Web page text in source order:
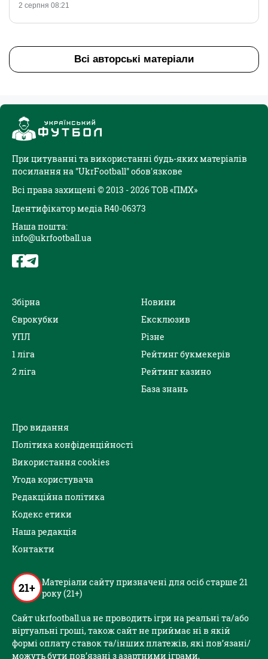
2 серпня 08:21
Всі авторські матеріали
При цитуванні та використанні будь-яких матеріалів
посилання на "UkrFootball" обов'язкове
Всі права захищені © 2013 - 2026 ТОВ «ПМХ»
Ідентифікатор медіа R40-06373
Наша пошта:
info@ukrfootball.ua
Збірна
Єврокубки
УПЛ
1 ліга
2 ліга
Новини
Ексклюзив
Різне
Рейтинг букмекерів
Рейтинг казино
База знань
Про видання
Політика конфіденційності
Використання cookies
Угода користувача
Редакційна політика
Кодекс етики
Наша редакція
Контакти
21+ Матеріали сайту призначені для осіб старше 21
року (21+)
Сайт ukrfootball.ua не проводить ігри на реальні та/або
віртуальні гроші, також сайт не приймає ні в якій
формі оплату ставок та/інших платежів, які пов’язані/
можуть бути пов’язані з азартними іграми,